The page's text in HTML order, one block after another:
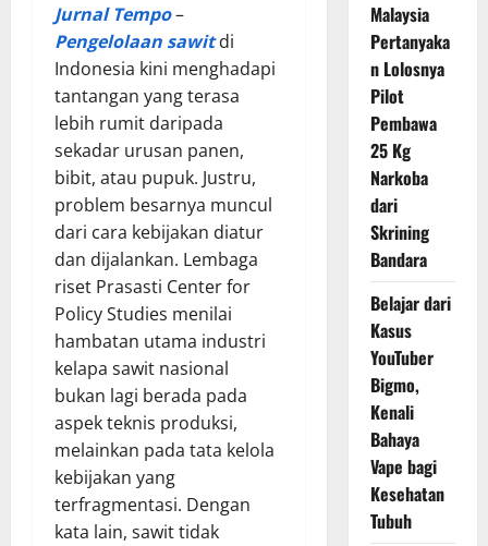
Jurnal Tempo–
Pengelolaan sawitdi
Indonesia kini menghadapi
tantangan yang terasa
lebih rumit daripada
sekadar urusan panen,
bibit, atau pupuk. Justru,
problem besarnya muncul
dari cara kebijakan diatur
dan dijalankan. Lembaga
riset Prasasti Center for
Policy Studies menilai
hambatan utama industri
kelapa sawit nasional
bukan lagi berada pada
aspek teknis produksi,
melainkan pada tata kelola
kebijakan yang
terfragmentasi. Dengan
kata lain, sawit tidak
Malaysia
Pertanyaka
n Lolosnya
Pilot
Pembawa
25 Kg
Narkoba
dari
Skrining
Bandara
Belajar dari
Kasus
YouTuber
Bigmo,
Kenali
Bahaya
Vape bagi
Kesehatan
Tubuh